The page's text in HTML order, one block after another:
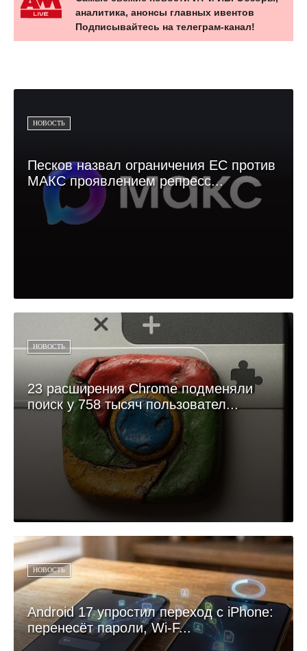
аналитика, анонсы главных ивентов
Подписывайтесь на телеграм-канал!
НОВОСТЬ
Песков назвал ограничения ЕС против
МАКС проявлением репресс...
НОВОСТЬ
23 расширения Chrome подменяли
поиск у 758 тысяч пользовател...
НОВОСТЬ
Android 17 упростил переход с iPhone:
перенесёт пароли, Wi-F...